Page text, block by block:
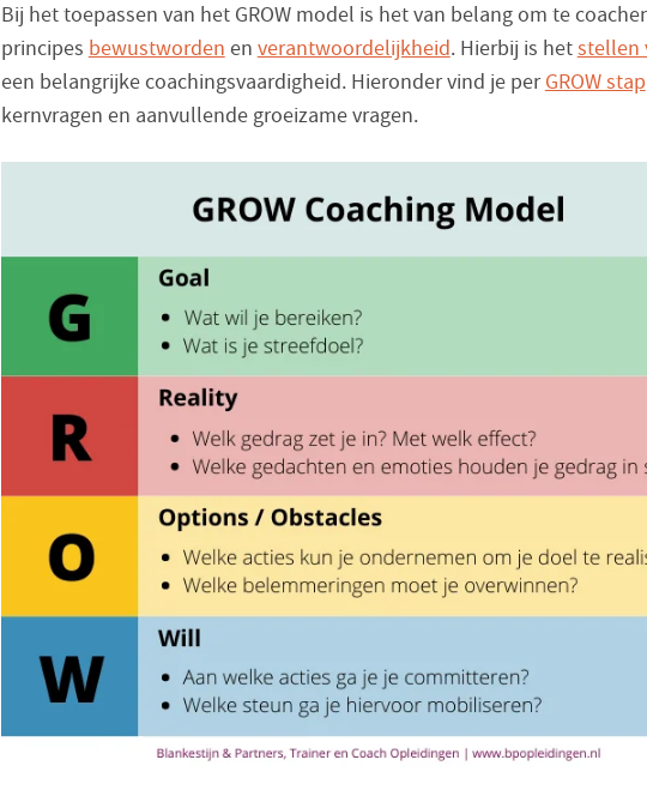
Bij het toepassen van het GROW model is het van belang om te
principes bewustworden en verantwoordelijkheid. Hierbij is hetstellen
een belangrijke coachingsvaardigheid. Hieronder vind je perGROW stap
kernvragen en aanvullende groeizame vragen.